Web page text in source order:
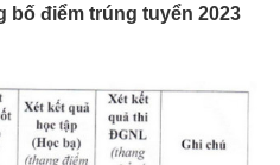
bố điểm trúng tuyển 2023